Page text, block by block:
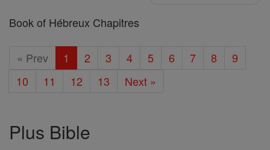
Book of Hébreux Chapitres
« Prev 1 2 3 4 5 6 7 8
9
10
11 12 13 Next »
Plus Bible